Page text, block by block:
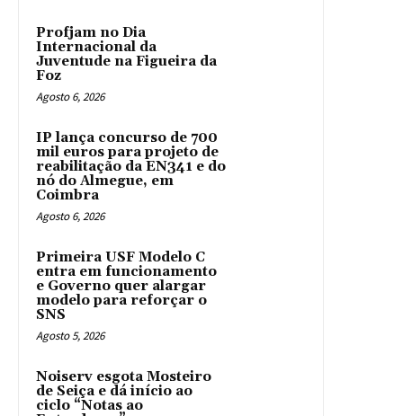
Profjam no Dia
Internacional da
Juventude na Figueira da
Foz
Agosto 6, 2026
IP lança concurso de 700
mil euros para projeto de
reabilitação da EN341 e do
nó do Almegue, em
Coimbra
Agosto 6, 2026
Primeira USF Modelo C
entra em funcionamento
e Governo quer alargar
modelo para reforçar o
SNS
Agosto 5, 2026
Noiserv esgota Mosteiro
de Seiça e dá início ao
ciclo “Notas ao